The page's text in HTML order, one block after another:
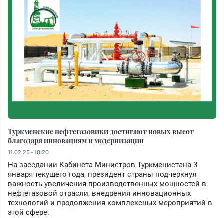
Туркменские нефтегазовики достигают новых высот
благодаря инновациям и модернизации
11.02.25 - 10:20
На заседании Кабинета Министров Туркменистана 3
января текущего года, президент страны подчеркнул
важность увеличения производственных мощностей в
нефтегазовой отрасли, внедрения инновационных
технологий и продолжения комплексных мероприятий в
этой сфере.